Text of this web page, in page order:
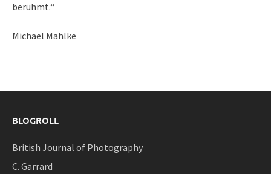
berühmt.“
Michael Mahlke
BLOGROLL
British Journal of Photography
C. Garrard